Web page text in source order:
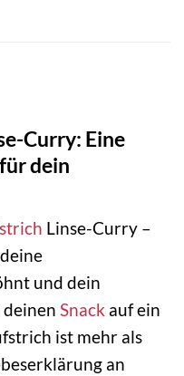
Curry: Eine
dein
Linse-Curry –
und dein
Snack auf ein
ist mehr als
an